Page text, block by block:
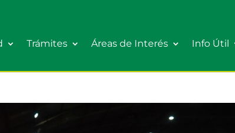
Trámites Áreas de Interés Info Útil